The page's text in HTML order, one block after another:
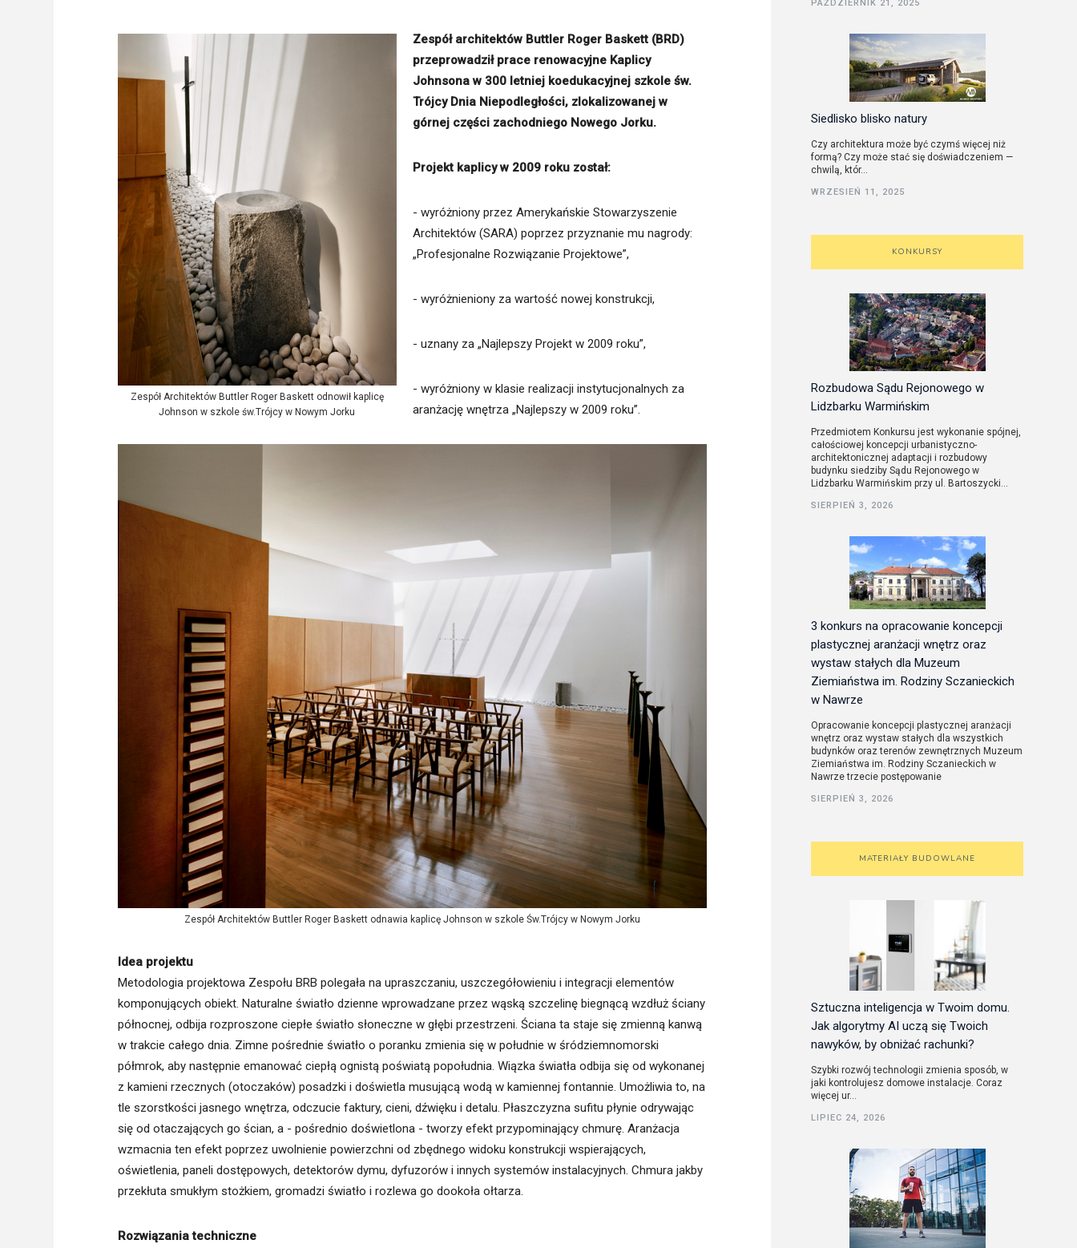
Galeria Miast Dawnych
Filmy
Prawo autorskie
Zespół Architektów Buttler Roger Baskett odnowił kaplicę
Johnson w szkole św.Trójcy w Nowym Jorku
Zespół architektów Buttler Roger Baskett (BRD)
przeprowadził prace renowacyjne Kaplicy
Johnsona w 300 letniej koedukacyjnej szkole św.
Trójcy Dnia Niepodległości, zlokalizowanej w
górnej części zachodniego Nowego Jorku.
Projekt kaplicy w 2009 roku został:
- wyróżniony przez Amerykańskie Stowarzyszenie
Architektów (SARA) poprzez przyznanie mu nagrody:
„Profesjonalne Rozwiązanie Projektowe”,
- wyróżnieniony za wartość nowej konstrukcji,
- uznany za „Najlepszy Projekt w 2009 roku”,
- wyróżniony w klasie realizacji instytucjonalnych za
aranżację wnętrza „Najlepszy w 2009 roku”.
Zespół Architektów Buttler Roger Baskett odnawia kaplicę Johnson w szkole Św.Trójcy w Nowym Jorku
Idea projektu
Metodologia projektowa Zespołu BRB polegała na upraszczaniu, uszczegółowieniu i integracji elementów
komponujących obiekt. Naturalne światło dzienne wprowadzane przez wąską szczelinę biegnącą wzdłuż ściany
północnej, odbija rozproszone ciepłe światło słoneczne w głębi przestrzeni. Ściana ta staje się zmienną kanwą
w trakcie całego dnia. Zimne pośrednie światło o poranku zmienia się w południe w śródziemnomorski
półmrok, aby następnie emanować ciepłą ognistą poświatą popołudnia. Wiązka światła odbija się od wykonanej
z kamieni rzecznych (otoczaków) posadzki i doświetla musującą wodą w kamiennej fontannie. Umożliwia to, na
tle szorstkości jasnego wnętrza, odczucie faktury, cieni, dźwięku i detalu. Płaszczyzna sufitu płynie odrywając
się od otaczających go ścian, a - pośrednio doświetlona - tworzy efekt przypominający chmurę. Aranżacja
wzmacnia ten efekt poprzez uwolnienie powierzchni od zbędnego widoku konstrukcji wspierających,
oświetlenia, paneli dostępowych, detektorów dymu, dyfuzorów i innych systemów instalacyjnych. Chmura jakby
przekłuta smukłym stożkiem, gromadzi światło i rozlewa go dookoła ołtarza.
Rozwiązania techniczne
PAŹDZIERNIK 21, 2025
Siedlisko blisko natury
Czy architektura może być czymś więcej niż
formą? Czy może stać się doświadczeniem —
chwilą, któr...
WRZESIEŃ 11, 2025
KONKURSY
Rozbudowa Sądu Rejonowego w
Lidzbarku Warmińskim
Przedmiotem Konkursu jest wykonanie spójnej,
całościowej koncepcji urbanistyczno-
architektonicznej adaptacji i rozbudowy
budynku siedziby Sądu Rejonowego w
Lidzbarku Warmińskim przy ul. Bartoszycki...
SIERPIEŃ 3, 2026
3 konkurs na opracowanie koncepcji
plastycznej aranżacji wnętrz oraz
wystaw stałych dla Muzeum
Ziemiaństwa im. Rodziny Sczanieckich
w Nawrze
Opracowanie koncepcji plastycznej aranżacji
wnętrz oraz wystaw stałych dla wszystkich
budynków oraz terenów zewnętrznych Muzeum
Ziemiaństwa im. Rodziny Sczanieckich w
Nawrze trzecie postępowanie
SIERPIEŃ 3, 2026
MATERIAŁY BUDOWLANE
Sztuczna inteligencja w Twoim domu.
Jak algorytmy AI uczą się Twoich
nawyków, by obniżać rachunki?
Szybki rozwój technologii zmienia sposób, w
jaki kontrolujesz domowe instalacje. Coraz
więcej ur...
LIPIEC 24, 2026